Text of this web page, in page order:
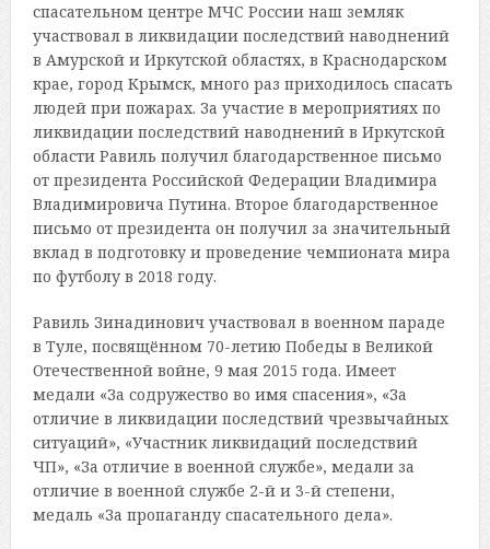
спасательном центре МЧС России наш земляк
участвовал в ликвидации последствий наводнений
в Амурской и Иркутской областях, в Краснодарском
крае, город Крымск, много раз приходилось спасать
людей при пожарах. За участие в мероприятиях по
ликвидации последствий наводнений в Иркутской
области Равиль получил благодарственное письмо
от президента Российской Федерации Владимира
Владимировича Путина. Второе благодарственное
письмо от президента он получил за значительный
вклад в подготовку и проведение чемпионата мира
по футболу в 2018 году.
Равиль Зинадинович участвовал в военном параде
в Туле, посвящённом 70-летию Победы в Великой
Отечественной войне, 9 мая 2015 года. Имеет
медали «За содружество во имя спасения», «За
отличие в ликвидации последствий чрезвычайных
ситуаций», «Участник ликвидаций последствий
ЧП», «За отличие в военной службе», медали за
отличие в военной службе 2-й и 3-й степени,
медаль «За пропаганду спасательного дела».